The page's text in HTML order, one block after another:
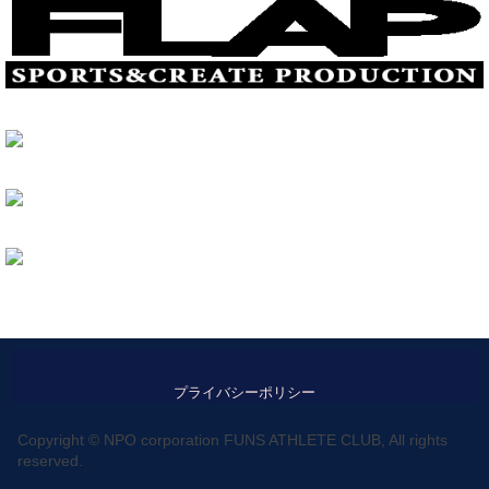
プライバシーポリシー
Copyright © NPO corporation FUNS ATHLETE CLUB, All rights
reserved.